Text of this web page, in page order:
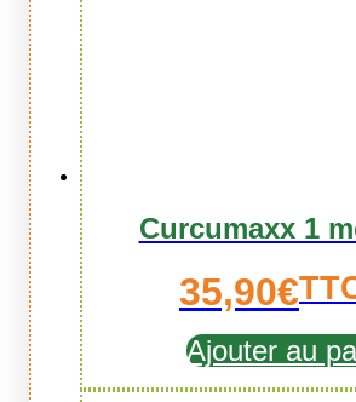
Curcumaxx 1
35,90€
Ajouter au